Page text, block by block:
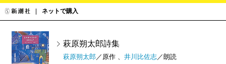
ネットで購入
萩原朔太郎詩集
萩原朔太郎 ／原作 、 井川比佐志 ／朗読